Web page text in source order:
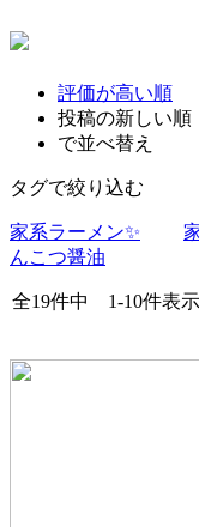
評価が高い順
投稿の新しい順
で並べ替え
タグで絞り込む
家系ラーメン✨
んこつ醤油
全19件中 1-10